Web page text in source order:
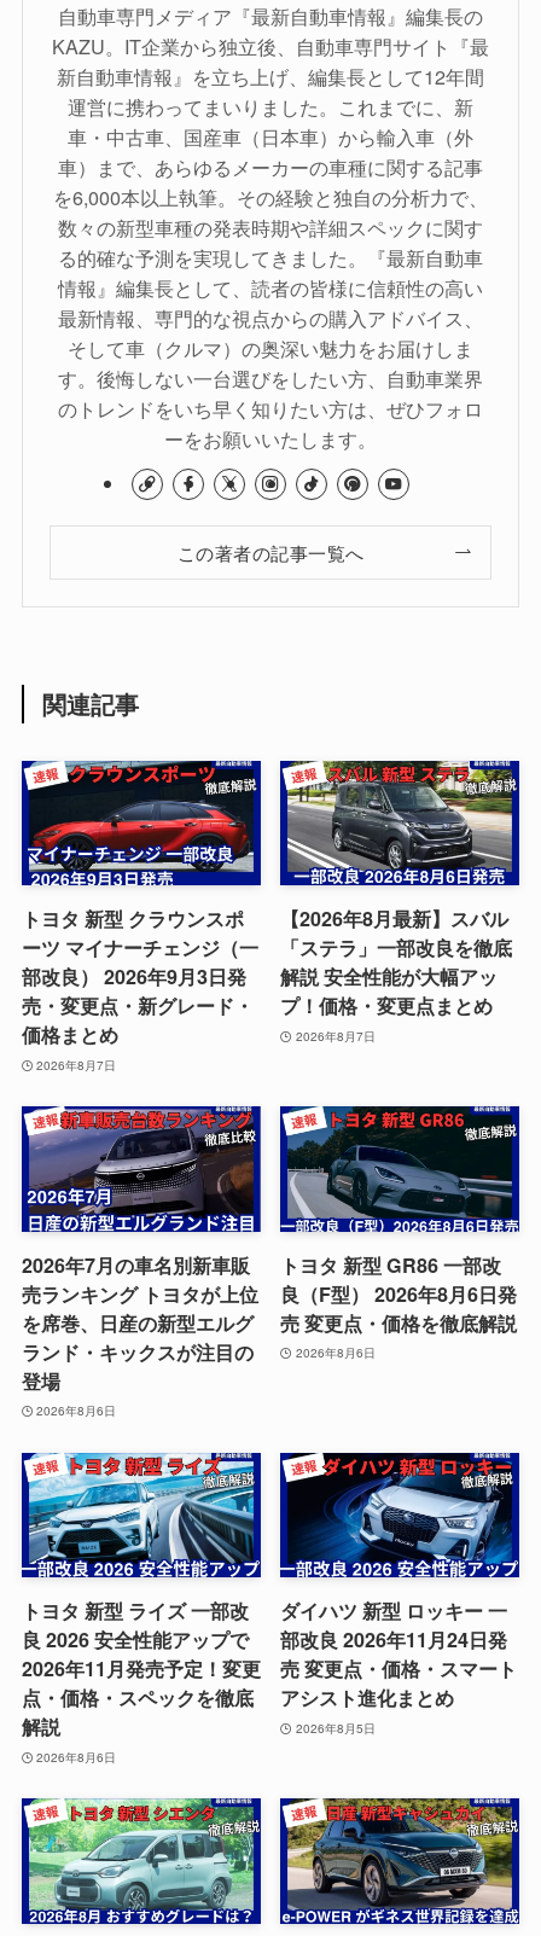
自動車専門メディア『最新自動車情報』編集長の
KAZU。IT企業から独立後、自動車専門サイト『最
新自動車情報』を立ち上げ、編集長として12年間
運営に携わってまいりました。これまでに、新
車・中古車、国産車（日本車）から輸入車（外
車）まで、あらゆるメーカーの車種に関する記事
を6,000本以上執筆。その経験と独自の分析力で、
数々の新型車種の発表時期や詳細スペックに関す
る的確な予測を実現してきました。『最新自動車
情報』編集長として、読者の皆様に信頼性の高い
最新情報、専門的な視点からの購入アドバイス、
そして車（クルマ）の奥深い魅力をお届けしま
す。後悔しない一台選びをしたい方、自動車業界
のトレンドをいち早く知りたい方は、ぜひフォロ
ーをお願いいたします。
この著者の記事一覧へ
関連記事
トヨタ 新型 クラウンスポ
ーツ マイナーチェンジ（一
部改良） 2026年9月3日発
売・変更点・新グレード・
価格まとめ
2026年8月7日
【2026年8月最新】スバル
「ステラ」一部改良を徹底
解説 安全性能が大幅アッ
プ！価格・変更点まとめ
2026年8月7日
2026年7月の車名別新車販
売ランキング トヨタが上位
を席巻、日産の新型エルグ
ランド・キックスが注目の
登場
2026年8月6日
トヨタ 新型 GR86 一部改
良（F型） 2026年8月6日発
売 変更点・価格を徹底解説
2026年8月6日
トヨタ 新型 ライズ 一部改
良 2026 安全性能アップで
2026年11月発売予定！変更
点・価格・スペックを徹底
解説
2026年8月6日
ダイハツ 新型 ロッキー 一
部改良 2026年11月24日発
売 変更点・価格・スマート
アシスト進化まとめ
2026年8月5日